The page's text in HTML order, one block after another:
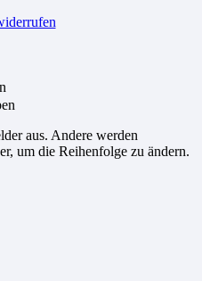
aus. Andere werden
um die Reihenfolge zu ändern.